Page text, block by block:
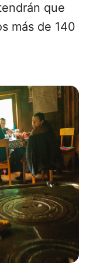
que
más de 140